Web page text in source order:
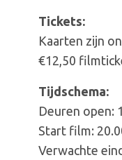
Tickets:
Kaarten zijn
€12,50
Tijdschema:
Deuren open:
Start film:
Verwachte